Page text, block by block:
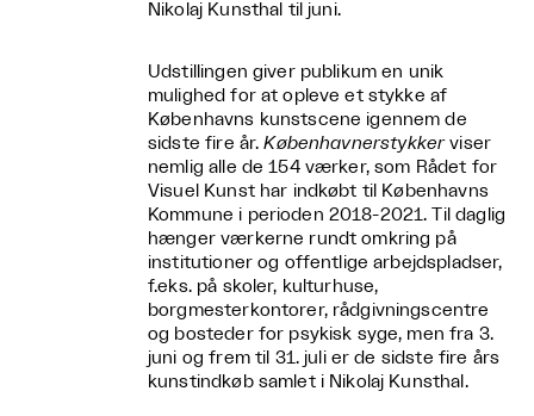
Nikolaj Kunsthal til juni.
Udstillingen giver publikum en unik
mulighed for at opleve et stykke af
Københavns kunstscene igennem de
sidste fire år.Københavnerstykkerviser
nemlig alle de 154 værker, som Rådet for
Visuel Kunst har indkøbt til Københavns
Kommune i perioden 2018-2021. Til daglig
hænger værkerne rundt omkring på
institutioner og offentlige arbejdspladser,
f.eks. på skoler, kulturhuse,
borgmesterkontorer, rådgivningscentre
og bosteder for psykisk syge, men fra 3.
juni og frem til 31. juli er de sidste fire års
kunstindkøb samlet i Nikolaj Kunsthal.